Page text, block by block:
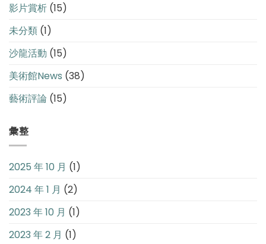
影片賞析 (15)
未分類 (1)
沙龍活動 (15)
美術館News (38)
藝術評論 (15)
彙整
2025 年 10 月 (1)
2024 年 1 月 (2)
2023 年 10 月 (1)
2023 年 2 月 (1)